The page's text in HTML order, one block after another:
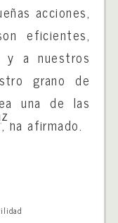
acciones,
eficientes,
y a nuestros
grano de
una de las
ha afirmado.